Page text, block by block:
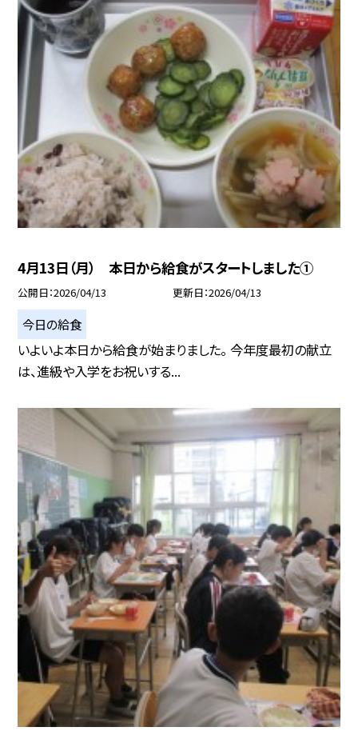
4月13日（月） 本日から給食がスタートしました①
公開日 2026/04/13 更新日 2026/04/13
今日の給食
いよいよ本日から給食が始まりました。 今年度最初の献立
は、進級や入学をお祝いする...